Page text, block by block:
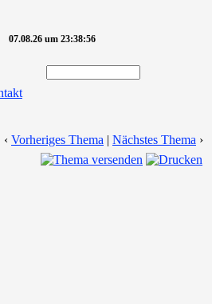
07.08.26 um 23:38:56
‹ Vorheriges Thema | Nächstes Thema ›